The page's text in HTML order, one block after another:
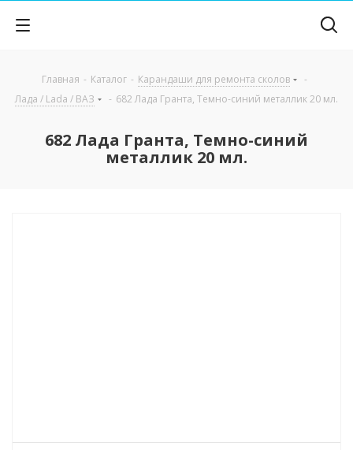
Главная - Каталог - Карандаши для ремонта сколов
-
Лада / Lada / ВАЗ
- 682 Лада Гранта, Темно-синий металлик 20 мл.
682 Лада Гранта, Темно-синий
металлик 20 мл.